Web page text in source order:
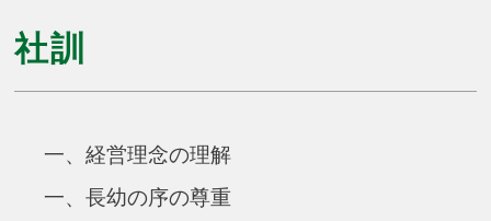
社訓
一、経営理念の理解
一、長幼の序の尊重